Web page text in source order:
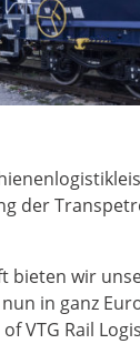
der
bieten wir
in ganz
VTG Rail